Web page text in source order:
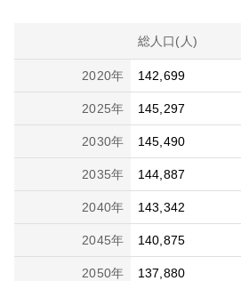
総人口(人)
2020年 142,699
2025年 145,297
2030年 145,490
2035年 144,887
2040年 143,342
2045年 140,875
2050年 137,880